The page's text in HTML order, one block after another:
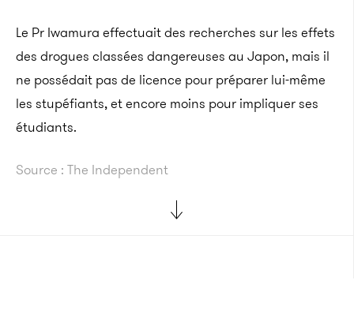
Le Pr Iwamura effectuait des recherches sur les effets
des drogues classées dangereuses au Japon, mais il
ne possédait pas de licence pour préparer lui-même
les stupéfiants, et encore moins pour impliquer ses
étudiants.
Source : The Independent